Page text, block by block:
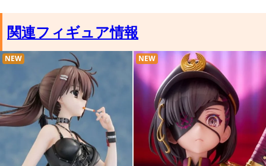
関連フィギュア情報
NEW NEW